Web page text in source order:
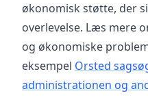
økonomisk støtte, der
overlevelse. Læs mere
og økonomiske
eksempel Orsted
administrationen og